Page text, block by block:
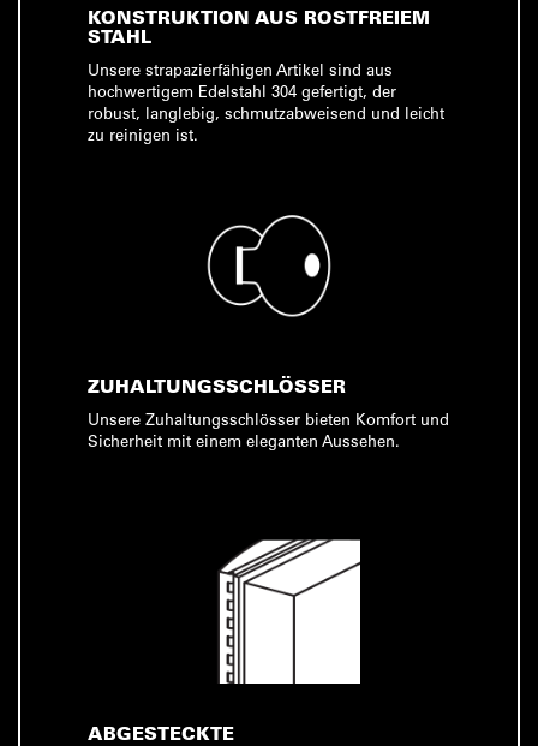
KONSTRUKTION AUS ROSTFREIEM
STAHL
Unsere strapazierfähigen Artikel sind aus
hochwertigem Edelstahl 304 gefertigt, der
robust, langlebig, schmutzabweisend und leicht
zu reinigen ist.
ZUHALTUNGSSCHLÖSSER
Unsere Zuhaltungsschlösser bieten Komfort und
Sicherheit mit einem eleganten Aussehen.
ABGESTECKTE